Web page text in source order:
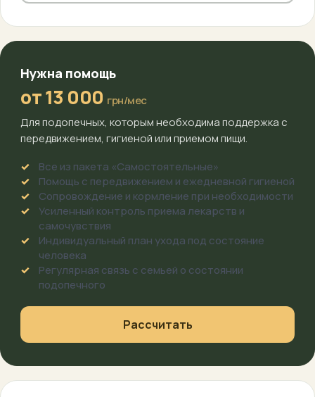
Нужна помощь
от 13 000 грн/мес
Для подопечных, которым необходима поддержка с
передвижением, гигиеной или приемом пищи.
Все из пакета «Самостоятельные»
Помощь с передвижением и ежедневной гигиеной
Сопровождение и кормление при необходимости
Усиленный контроль приема лекарств и
самочувствия
Индивидуальный план ухода под состояние
человека
Регулярная связь с семьей о состоянии
подопечного
Рассчитать